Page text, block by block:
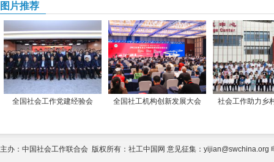
图片推荐
全国社会工作党建经验会 全国社工机构创新发展大会 社会工作助力乡
主办：中国社会工作联合会 版权所有：社工中国网 意见征集：yijian@swchina.org